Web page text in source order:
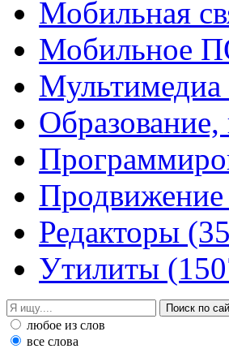
Мобильная
Мобильное
Редакторы
Утилиты
любое из слов
все слова